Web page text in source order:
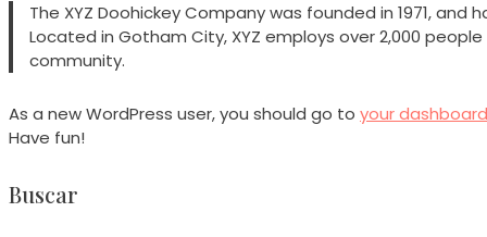
The XYZ Doohickey Company was founded in 1971,
Located in Gotham City, XYZ employs over 2,000
community.
As a new WordPress user, you should go to your dashboard
Have fun!
Buscar